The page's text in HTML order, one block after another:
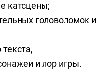
катсцены;
головоломок и
и лор игры.